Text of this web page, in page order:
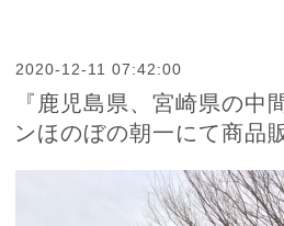
2020-12-11 07:42:00
『鹿児島県、宮崎県の中
ンほのぼの朝一にて商品